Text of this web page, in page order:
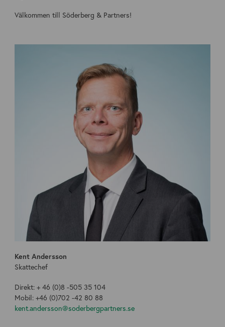
Välkommen till Söderberg & Partners!
Kent Andersson
Skattechef
Direkt: + 46 (0)8 -505 35 104
Mobil: +46 (0)702 -42 80 88
kent.andersson@soderbergpartners.se